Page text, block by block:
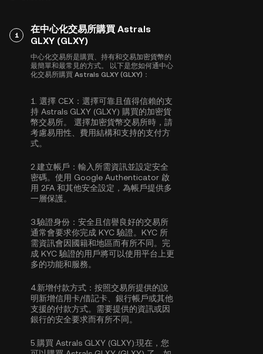
1
在中心化交易所購買 Astrals
GLXY (GLXY)
中心化交易所是購買、持有和交易加密貨幣的
最簡單和最常見的方式。 以下是您如何通中心
化交易所購買 Astrals GLXY (GLXY)：
1. 選擇 CEX： 選擇可靠且值得信賴的支
持 Astrals GLXY (GLXY) 購買的加密貨
幣交易所。 選擇加密貨幣交易所時，請
考慮易用性、費用結構和支持的支付方
式。
2. 建立帳戶： 輸入所需資訊並設定安全
密碼。使用 Google Authenticator 啟
用 2FA 和其他安全設定，為帳戶提供多
一層保護。
3.驗證身份： 安全且信譽良好的交易所
通常會要求你完成 KYC 驗證。KYC 所
需資訊會因國籍和地區而有所不同。完
成 KYC 驗證的用戶將可以使用平台上更
多的功能和服務。
4.新增付款方式： 按照交易所提供的說
明新增信用卡/借記卡、銀行帳戶或其他
支援的付款方式。需要提供的資訊或因
銀行的安全要求而有所不同。
5. 購買 Astrals GLXY (GLXY):現在，您